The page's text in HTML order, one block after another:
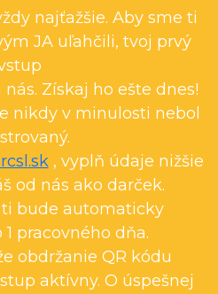
najťažšie. Aby sme ti
JA uľahčili, tvoj prvý
nás. Získaj ho ešte dnes!
nikdy v minulosti nebol
.sk, vyplň údaje nižšie
od nás ako darček.
bude automaticky
pracovného dňa.
obdržanie QR kódu
aktívny. O úspešnej